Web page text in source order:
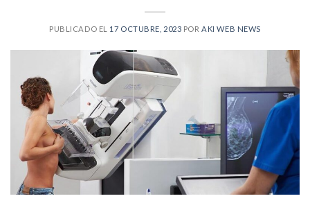
PUBLICADO EL 17 OCTUBRE, 2023 POR AKI WEB NEWS